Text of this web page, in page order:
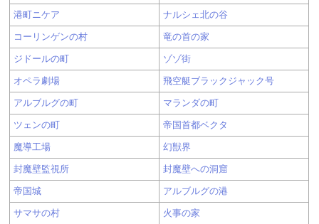
港町ニケア ナルシェ北の谷
コーリンゲンの村 竜の首の家
ジドールの町 ゾゾ街
オペラ劇場 飛空艇ブラックジャック号
アルブルグの町 マランダの町
ツェンの町 帝国首都ベクタ
魔導工場 幻獣界
封魔壁監視所 封魔壁への洞窟
帝国城 アルブルグの港
サマサの村 火事の家